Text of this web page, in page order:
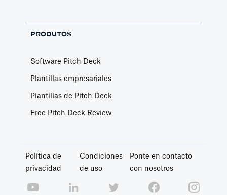
PRODUTOS
Software Pitch Deck
Plantillas empresariales
Plantillas de Pitch Deck
Free Pitch Deck Review
Política de
privacidad
Condiciones
de uso
Ponte en contacto
con nosotros